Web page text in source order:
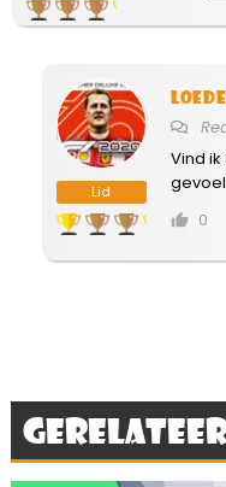
Lid
Vind
0